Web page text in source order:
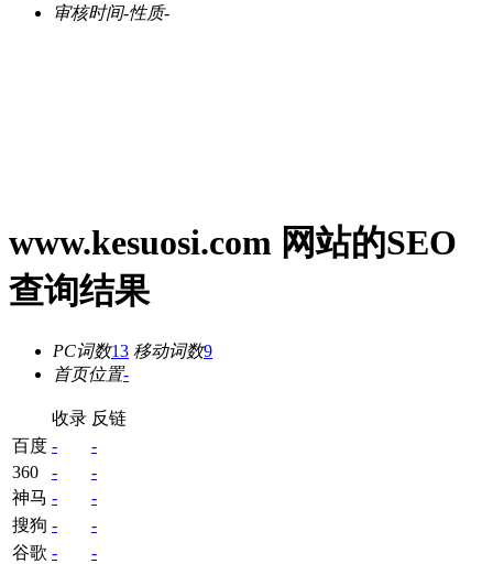
审核时间-性质-
www.kesuosi.com 网站的SEO
查询结果
PC词数13 移动词数9
首页位置-
收录 反链
百度 -
-
360
-
-
神马 -
-
搜狗 -
-
谷歌 - -